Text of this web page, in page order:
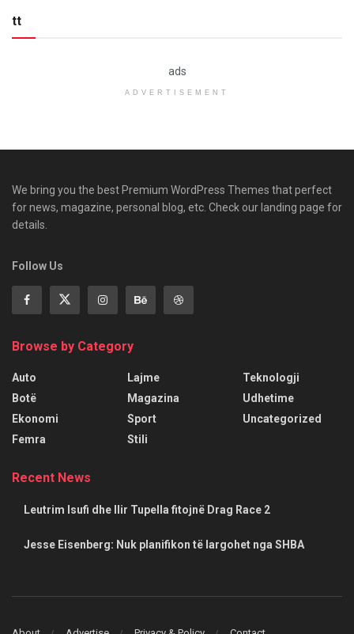
tt
ads
ADVERTISEMENT
We bring you the best Premium WordPress Themes that perfect
for news, magazine, personal blog, etc. Check our landing page for
details.
Follow Us
Browse by Category
Auto
Botë
Ekonomi
Femra
Lajme
Magazina
Sport
Stili
Teknologji
Udhetime
Uncategorized
Recent News
Leutrim Isufi dhe Ilir Tupella fitojnë Drag Race 2
Jesse Eisenberg: Nuk planifikon të largohet nga SHBA